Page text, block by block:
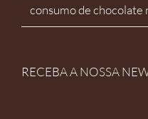
consumo de
RECEBA A NOSSA